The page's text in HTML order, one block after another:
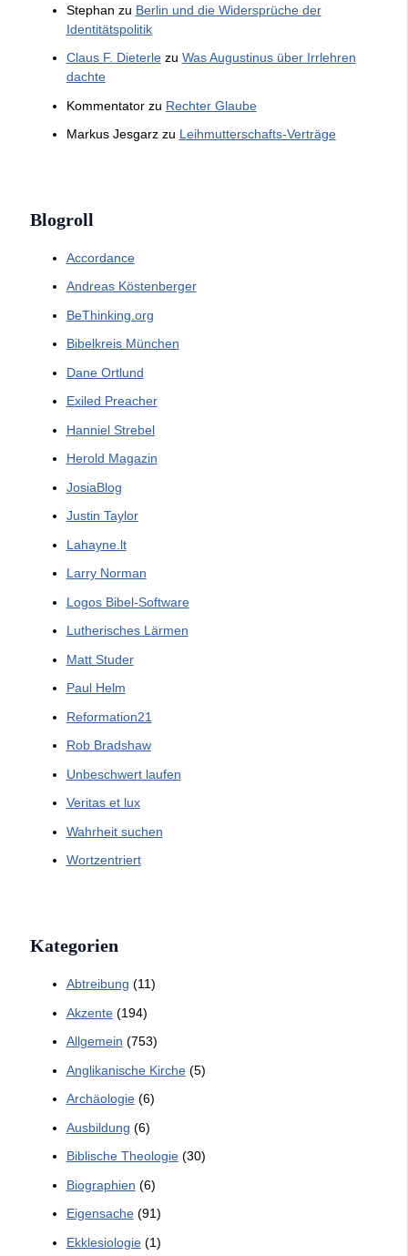
Stephan zu Berlin und die Widersprüche der
Identitätspolitik
Claus F. Dieterlezu Was Augustinus über Irrlehren
dachte
Kommentatorzu Rechter Glaube
Markus Jesgarzzu Leihmutterschafts-Verträge
Blogroll
Accordance
Andreas Köstenberger
BeThinking.org
Bibelkreis München
Dane Ortlund
Exiled Preacher
Hanniel Strebel
Herold Magazin
JosiaBlog
Justin Taylor
Lahayne.lt
Larry Norman
Logos Bibel-Software
Lutherisches Lärmen
Matt Studer
Paul Helm
Reformation21
Rob Bradshaw
Unbeschwert laufen
Veritas et lux
Wahrheit suchen
Wortzentriert
Kategorien
Abtreibung (11)
Akzente(194)
Allgemein (753)
Anglikanische Kirche(5)
Archäologie(6)
Ausbildung (6)
Biblische Theologie(30)
Biographien (6)
Eigensache(91)
Ekklesiologie(1)